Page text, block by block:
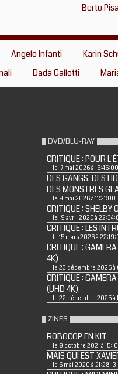
Berto
Angelo Infanti Karin
Dada Gallotti
DVD/BLU-RAY
CRITIQUE : POUR
le 17 mai 2026 à 16:45:00
DES GANGS, DES
DES MONSTRES
le 9 mai 2026 à 11:21:00
CRITIQUE : SHELBY
le 19 avril 2026 à
CRITIQUE : LES
le 15 mars 2026 à
CRITIQUE :
4K)
le 23 décembre 2025
CRITIQUE :
(UHD 4K)
le 22 décembre 2025 à
ZINES
ROBOCOP EN KIT
le 9 octobre 2021 à
MAIS QUI EST
le 5 mai 2020 à 21:28:13